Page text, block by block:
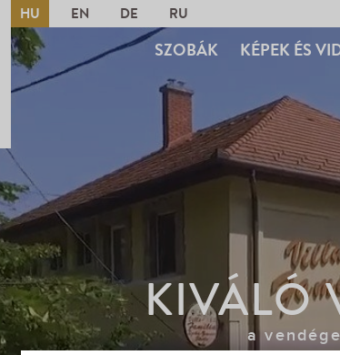
HU EN DE RU
SZOBÁK KÉPEK ÉS
KIVÁLÓ
a